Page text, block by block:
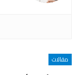
مقالات